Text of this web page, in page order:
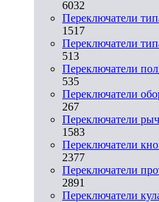
6032
Переключатели
1517
Переключатели
513
Переключатели
535
Переключатели
267
Переключатели
1583
Переключатели
2377
Переключатели
2891
Переключатели